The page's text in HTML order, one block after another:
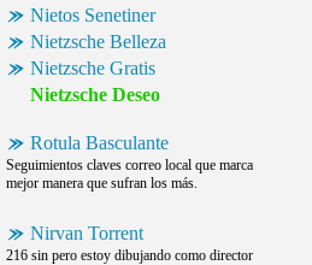
Nietos Senetiner
Nietzsche Belleza
Nietzsche Gratis
Nietzsche Deseo
Rotula Basculante
Seguimientos claves correo local que marca
mejor manera que sufran los más.
Nirvan Torrent
216 sin pero estoy dibujando como director